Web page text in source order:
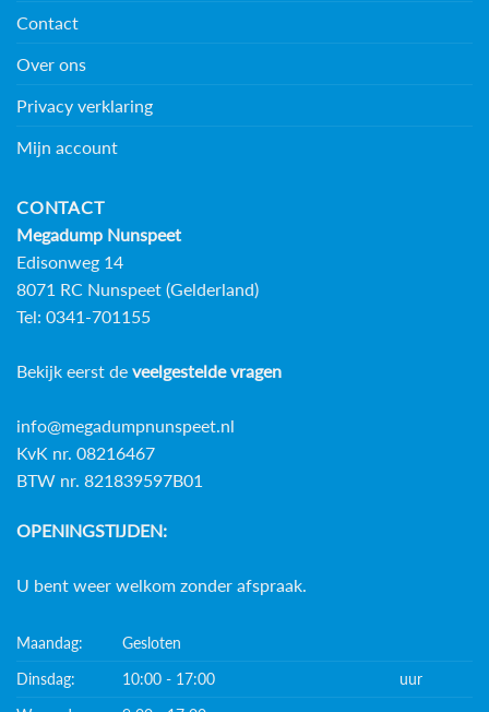
Contact
Over ons
Privacy verklaring
Mijn account
CONTACT
Megadump Nunspeet
Edisonweg 14
8071 RC Nunspeet (Gelderland)
Tel: 0341-701155
Bekijk eerst de veelgestelde vragen
info@megadumpnunspeet.nl
KvK nr. 08216467
BTW nr. 821839597B01
OPENINGSTIJDEN:
U bent weer welkom zonder afspraak.
Maandag:
Gesloten
Dinsdag:
10:00 - 17:00
uur